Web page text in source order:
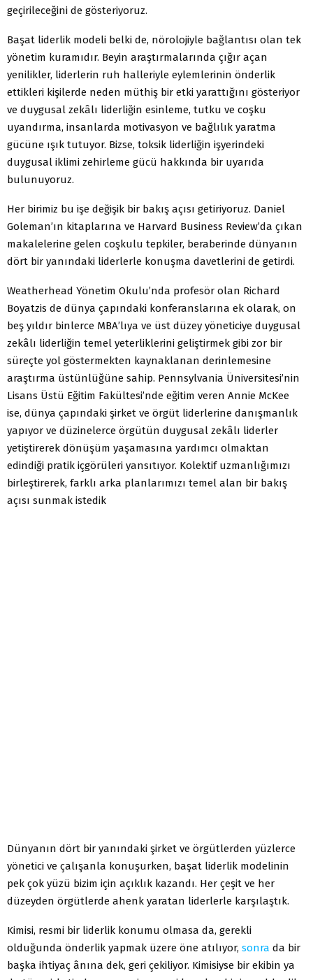
geçirileceğini de gösteriyoruz.
Başat liderlik modeli belki de, nörolojiyle bağlantısı olan tek
yönetim kuramıdır. Beyin araştırmalarında çığır açan
yenilikler, liderlerin ruh halleriyle eylemlerinin önderlik
ettikleri kişilerde neden müthiş bir etki yarattığını gösteriyor
ve duygusal zekâlı liderliğin esinleme, tutku ve coşku
uyandırma, insanlarda motivasyon ve bağlılık yaratma
gücüne ışık tutuyor. Bizse, toksik liderliğin işyerindeki
duygusal iklimi zehirleme gücü hakkında bir uyarıda
bulunuyoruz.
Her birimiz bu işe değişik bir bakış açısı getiriyoruz. Daniel
Goleman’ın kitaplarına ve Harvard Business Review’da çıkan
makalelerine gelen coşkulu tepkiler, beraberinde dünyanın
dört bir yanındaki liderlerle konuşma davetlerini de getirdi.
Weatherhead Yönetim Okulu’nda profesör olan Richard
Boyatzis de dünya çapındaki konferanslarına ek olarak, on
beş yıldır binlerce MBA’lıya ve üst düzey yöneticiye duygusal
zekâlı liderliğin temel yeterliklerini geliştirmek gibi zor bir
süreçte yol göstermekten kaynaklanan derinlemesine
araştırma üstünlüğüne sahip. Pennsylvania Üniversitesi’nin
Lisans Üstü Eğitim Fakültesi’nde eğitim veren Annie McKee
ise, dünya çapındaki şirket ve örgüt liderlerine danışmanlık
yapıyor ve düzinelerce örgütün duygusal zekâlı liderler
yetiştirerek dönüşüm yaşamasına yardımcı olmaktan
edindiği pratik içgörüleri yansıtıyor. Kolektif uzmanlığımızı
birleştirerek, farklı arka planlarımızı temel alan bir bakış
açısı sunmak istedik
Dünyanın dört bir yanındaki şirket ve örgütlerden yüzlerce
yönetici ve çalışanla konuşurken, başat liderlik modelinin
pek çok yüzü bizim için açıklık kazandı. Her çeşit ve her
düzeyden örgütlerde ahenk yaratan liderlerle karşılaştık.
Kimisi, resmi bir liderlik konumu olmasa da, gerekli
olduğunda önderlik yapmak üzere öne atılıyor, sonra da bir
başka ihtiyaç ânına dek, geri çekiliyor. Kimisiyse bir ekibin ya